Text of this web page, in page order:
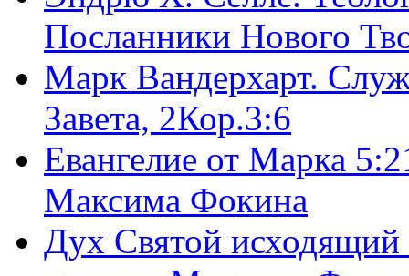
Посланники Нового
Марк Вандерхарт.
Завета, 2Кор.3:6
Евангелие от Марка
Максима Фокина
Дух Святой